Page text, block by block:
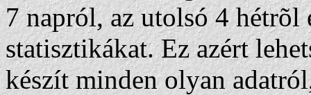
7 napról, az utolsó 4 hétrõl
statisztikákat. Ez azért
készít minden olyan